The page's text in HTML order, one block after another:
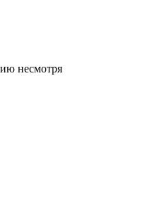
несмотря